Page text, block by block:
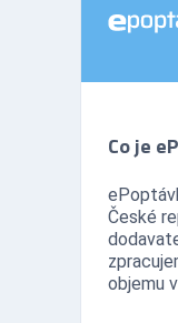
Co je
České
objemu